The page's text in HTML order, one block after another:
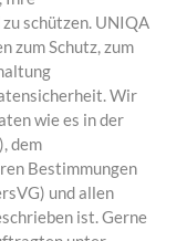
schützen. UNIQA
zum Schutz, zum
Wir
wie es in der
dem
Bestimmungen
und allen
ist. Gerne